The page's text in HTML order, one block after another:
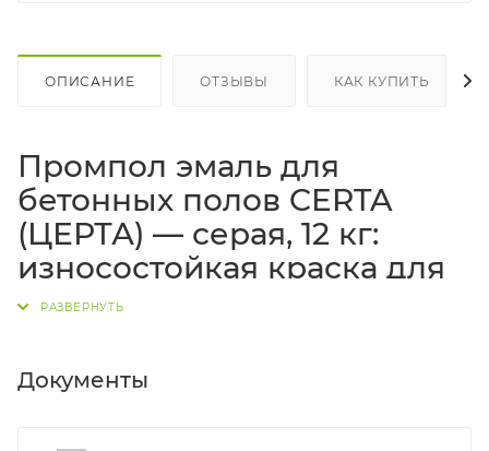
ОПИСАНИЕ ОТЗЫВЫ КАК КУПИТЬ
Промпол эмаль для
бетонных полов CERTA
(ЦЕРТА) — серая, 12 кг:
износостойкая краска для
бетона и стяжки
профессиональное покрытие для
Документы